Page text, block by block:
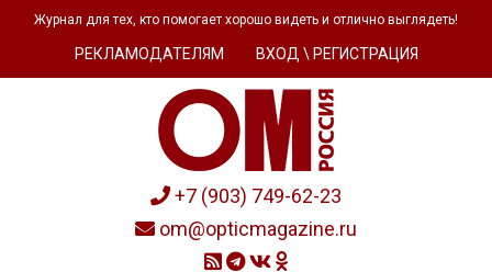
Журнал для тех, кто помогает хорошо видеть и отлично выглядеть!
РЕКЛАМОДАТЕЛЯМ ВХОД \ РЕГИСТРАЦИЯ
+7 (903) 749-62-23
om@opticmagazine.ru